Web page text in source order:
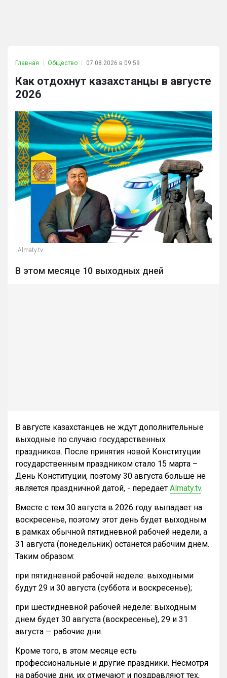
Главная Общество 07.08.2026 в 09:59
Как отдохнут казахстанцы в августе
2026
Almaty.tv
В этом месяце 10 выходных дней
В августе казахстанцев не ждут дополнительные
выходные по случаю государственных
праздников. После принятия новой Конституции
государственным праздником стало 15 марта –
День Конституции, поэтому 30 августа больше не
является праздничной датой, - передает Almaty.tv.
Вместе с тем 30 августа в 2026 году выпадает на
воскресенье, поэтому этот день будет выходным
в рамках обычной пятидневной рабочей недели, а
31 августа (понедельник) останется рабочим днем.
Таким образом:
при пятидневной рабочей неделе: выходными
будут 29 и 30 августа (суббота и воскресенье);
при шестидневной рабочей неделе: выходным
днем будет 30 августа (воскресенье), 29 и 31
августа — рабочие дни.
Кроме того, в этом месяце есть
профессиональные и другие праздники. Несмотря
на рабочие дни, их отмечают и поздравляют тех,